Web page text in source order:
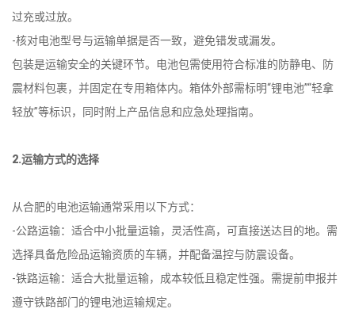
过充或过放。
-核对电池型号与运输单据是否一致，避免错发或漏发。
包装是运输安全的关键环节。电池包需使用符合标准的防静电、防
震材料包裹，并固定在专用箱体内。箱体外部需标明“锂电池”“轻拿
轻放”等标识，同时附上产品信息和应急处理指南。
2.运输方式的选择
从合肥的电池运输通常采用以下方式：
-公路运输：适合中小批量运输，灵活性高，可直接送达目的地。需
选择具备危险品运输资质的车辆，并配备温控与防震设备。
-铁路运输：适合大批量运输，成本较低且稳定性强。需提前申报并
遵守铁路部门的锂电池运输规定。